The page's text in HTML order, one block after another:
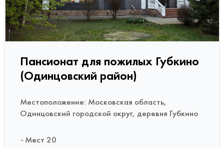
Пансионат для пожилых Губкино
(Одинцовский район)
Местоположение: Московская область,
Одинцовский городской округ, деревня Губкино
Мест 20